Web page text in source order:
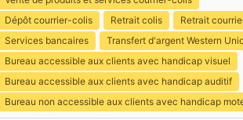
Dépôt courrier-colis
Retrait colis
Retrait
Services bancaires
Transfert d'argent Western
Bureau accessible aux clients avec handicap visuel
Bureau accessible aux clients avec handicap auditif
Bureau non accessible aux clients avec handicap